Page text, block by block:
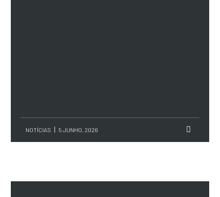
NOTÍCIAS 5 JUNHO, 2026